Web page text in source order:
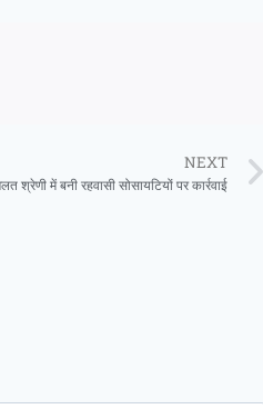
NEXT
श्रेणी में बनी रहवासी सोसायटियों पर कार्रवाई